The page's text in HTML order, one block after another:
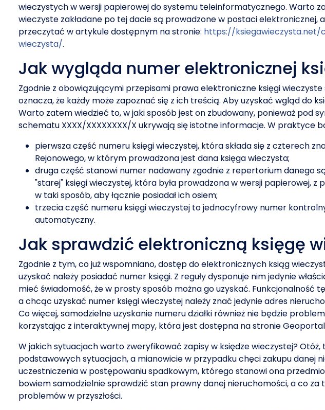
wieczystych w wersji papierowej do systemu teleinformatycznego. Warto
wieczyste zakładane po tej dacie są prowadzone w postaci
przeczytać w artykule dostępnym na stronie: https://
wieczysta/.
Jak wygląda numer elektronicznej
Zgodnie z obowiązującymi przepisami prawa elektroniczne księgi
oznacza, że każdy może zapoznać się z ich treścią. Aby uzyskać wgląd do
Warto zatem wiedzieć to, w jaki sposób jest on zbudowany, ponieważ pod
schematu XXXX/XXXXXXXX/X ukrywają się istotne informacje. W praktyce
pierwsza część numeru księgi wieczystej, która składa się z czterech
Rejonowego, w którym prowadzona jest dana księga wieczysta;
druga część stanowi numer nadawany zgodnie z repertorium danego
"starej" księgi wieczystej, która była prowadzona w wersji papierowej, z
w taki sposób, aby łącznie posiadał ich osiem;
trzecia część numeru księgi wieczystej to jednocyfrowy numer
automatyczny.
Jak sprawdzić elektroniczną księgę
Zgodnie z tym, co już wspomniano, dostęp do elektronicznych ksiąg
uzyskać należy posiadać numer księgi. Z reguły dysponuje nim jedynie
mieć świadomość, że w prosty sposób można go uzyskać. Funkcjonalność
a chcąc uzyskać numer księgi wieczystej należy znać jedynie adres
Co więcej, samodzielne uzyskanie numeru działki również nie będzie
korzystając z interaktywnej mapy, która jest dostępna na stronie
W jakich sytuacjach warto zweryfikować zapisy w księdze wieczystej?
podstawowych sytuacjach, a mianowicie w przypadku chęci zakupu danej
uczestniczenia w postępowaniu spadkowym, którego stanowi ona
bowiem samodzielnie sprawdzić stan prawny danej nieruchomości, a co
problemów w przyszłości.